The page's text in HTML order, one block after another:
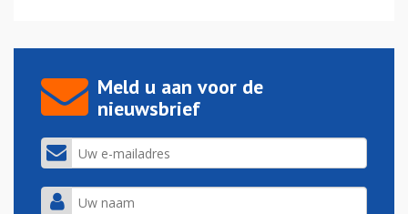
Meld u aan voor de
nieuwsbrief